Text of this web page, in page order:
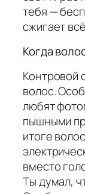
тебя —
сжигает
Когда
Контровой
волос.
любят
пышными
итоге
вместо
Ты думал,